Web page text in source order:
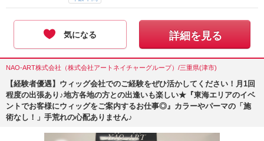
気になる 詳細を見る
NAO-ART株式会社（株式会社アートネイチャーグループ）/三重県(津市)
【経験者優遇】ウィッグ会社でのご経験をぜひ活かしてください！月1回
程度の出張あり♪地方各地の方との出逢いも楽しい★『東海エリアのイベ
ントでお客様にウィッグをご案内するお仕事◎』カラーやパーマの「施
術なし！」手荒れの心配ありません♪